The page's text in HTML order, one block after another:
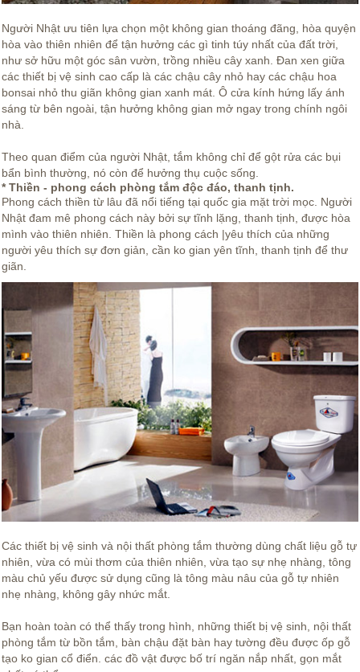
Người Nhật ưu tiên lựa chọn một không gian thoáng đãng, hòa quyện
hòa vào thiên nhiên để tận hưởng các gì tinh túy nhất của đất trời,
như sở hữu một góc sân vườn, trồng nhiều cây xanh. Đan xen giữa
các thiết bị vệ sinh cao cấp là các chậu cây nhỏ hay các chậu hoa
bonsai nhỏ thu giãn không gian xanh mát. Ô cửa kính hứng lấy ánh
sáng từ bên ngoài, tận hưởng không gian mở ngay trong chính ngôi
nhà.
Theo quan điểm của người Nhật, tắm không chỉ để gột rửa các bụi
bẩn bình thường, nó còn để hưởng thụ cuộc sống.
* Thiền - phong cách phòng tắm độc đáo, thanh tịnh.
Phong cách thiền từ lâu đã nổi tiếng tại quốc gia mặt trời mọc. Người
Nhật đam mê phong cách này bởi sự tĩnh lặng, thanh tịnh, được hòa
mình vào thiên nhiên. Thiền là phong cách |yêu thích của những
người yêu thích sự đơn giản, cần ko gian yên tĩnh, thanh tịnh để thư
giãn.
Các thiết bị vệ sinh và nội thất phòng tắm thường dùng chất liệu gỗ tự
nhiên, vừa có mùi thơm của thiên nhiên, vừa tạo sự nhẹ nhàng, tông
màu chủ yếu được sử dụng cũng là tông màu nâu của gỗ tự nhiên
nhẹ nhàng, không gây nhức mắt.
Bạn hoàn toàn có thể thấy trong hình, những thiết bị vệ sinh, nội thất
phòng tắm từ bồn tắm, bàn chậu đặt bàn hay tường đều được ốp gỗ
tạo ko gian cổ điển. các đồ vật được bố trí ngăn nắp nhất, gọn mắt